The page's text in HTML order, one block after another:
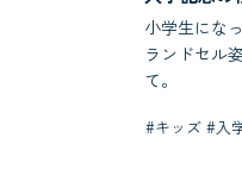
小学生にな
ランドセル
て。
#キッズ #入